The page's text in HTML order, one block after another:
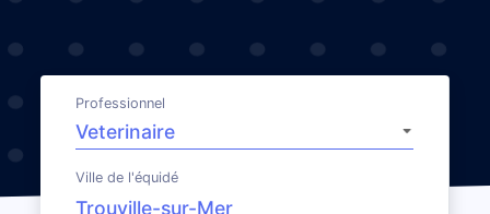
Professionnel
Ville de l'équidé